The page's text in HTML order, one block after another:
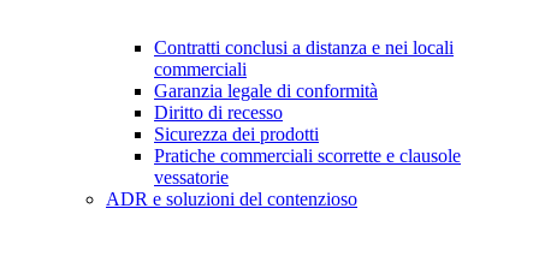
Contratti conclusi a distanza e nei locali
commerciali
Garanzia legale di conformità
Diritto di recesso
Sicurezza dei prodotti
Pratiche commerciali scorrette e clausole
vessatorie
ADR e soluzioni del contenzioso